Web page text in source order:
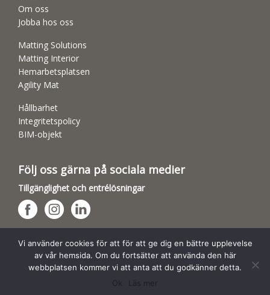
Om oss
Jobba hos oss
Matting Solutions
Matting Interior
Hemarbetsplatsen
Agility Mat
Hållbarhet
Integritetspolicy
BIM-objekt
Följ oss gärna på sociala medier
Tillgänglighet och entrélösningar
Hundsporthallar
Vi använder cookies för att för att ge dig en bättre upplevelse
av vår hemsida. Om du fortsätter att använda den här
webbplatsen kommer vi att anta att du godkänner detta.
Ok
Läs mer